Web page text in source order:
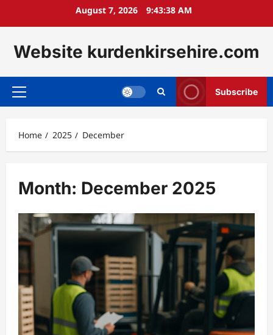
August 7, 2026 9:43:39 AM
Website kurdenkirsehire.com
Primary
Subscribe
Home 2025 December
Month: December 2025